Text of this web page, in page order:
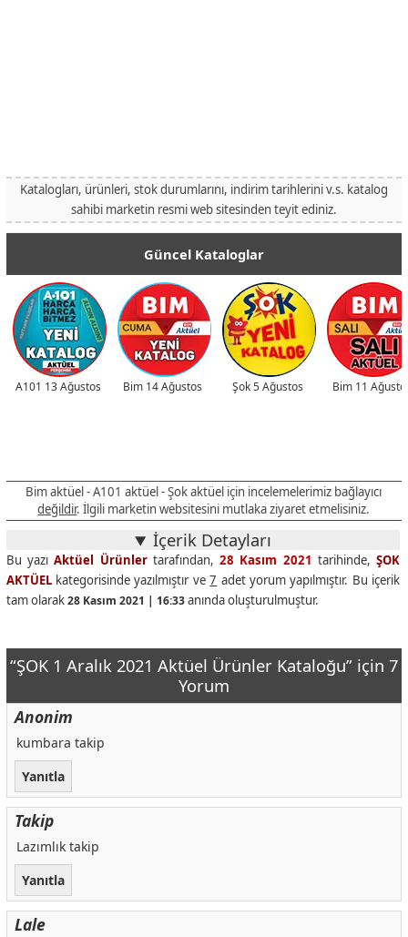
Katalogları, ürünleri, stok durumlarını, indirim tarihlerini v.s. katalog
sahibi marketin resmi web sitesinden teyit ediniz.
Güncel Kataloglar
A101 13 Ağustos Bim 14 Ağustos Şok 5 Ağustos Bim 11
Bim aktüel - A101 aktüel - Şok aktüel için incelemelerimiz bağlayıcı
değildir. İlgili marketin websitesini mutlaka ziyaret etmelisiniz.
İçerik Detayları
Bu yazıAktüel Ürünlertarafından,28 Kasım 2021 tarihinde,ŞOK
AKTÜELkategorisinde yazılmıştır ve7 adet yorum yapılmıştır. Bu içerik
tam olarak28 Kasım 2021 | 16:33anında oluşturulmuştur.
“ŞOK 1 Aralık 2021 Aktüel Ürünler Kataloğu” için 7
Yorum
Anonim
kumbara takip
Yanıtla
Takip
Lazımlık takip
Yanıtla
Lale